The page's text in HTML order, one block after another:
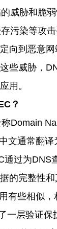
威胁和脆
污染等攻
向到恶意
些威胁，
用。
？
称Domain
中文通常翻译
通过为DNS
的完整性和
有些相似，
一层验证保